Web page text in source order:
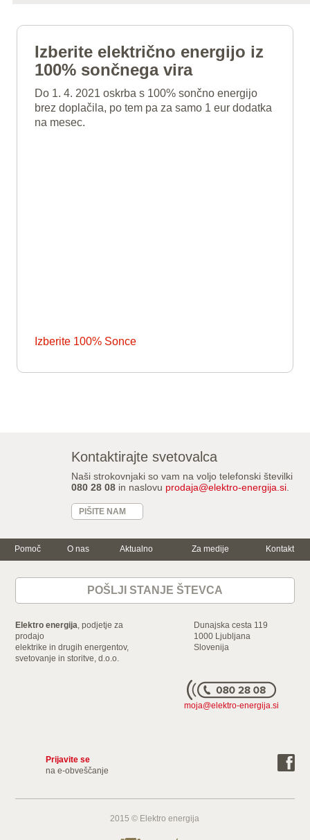
Izberite električno energijo iz
100% sončnega vira
Do 1. 4. 2021 oskrba s 100% sončno energijo
brez doplačila, po tem pa za samo 1 eur dodatka
na mesec.
Izberite 100% Sonce
Kontaktirajte svetovalca
Naši strokovnjaki so vam na voljo telefonski številki
080 28 08in naslovu prodaja@elektro-energija.si.
PIŠITE NAM
Za dom
Storitve
Dokumenti in
ceniki
Za podjetje
Električna energija
Mala in srednja
Velika podjetja in
industrija
Trajnostna
energija in
Varčujte skupaj z
nami
Ogrevanje z
Gospodinjski
Pomoč O nas Aktualno Za medije Kontakt
POŠLJI STANJE ŠTEVCA
Elektro energija, podjetje za
prodajo
elektrike in drugih energentov,
svetovanje in storitve, d.o.o.
Dunajska cesta 119
1000 Ljubljana
Slovenija
moja@elektro-energija.si
Prijavite se
na e-obveščanje
2015 © Elektro energija